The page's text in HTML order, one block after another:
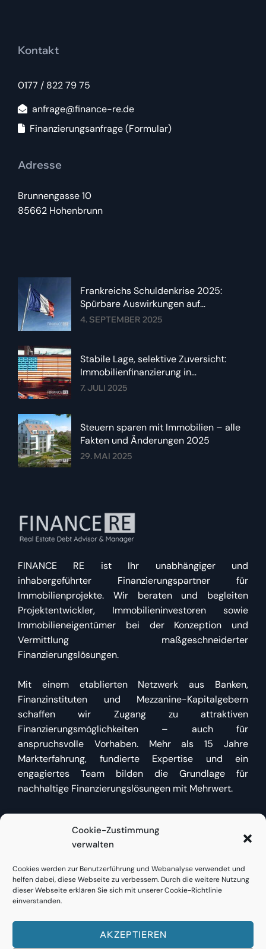
Cookie-Zustimmung
verwalten
Cookies werden zur Benutzerführung und Webanalyse verwendet und
helfen dabei, diese Webseite zu verbessern. Durch die weitere Nutzung
dieser Webseite erklären Sie sich mit unserer Cookie-Richtlinie
einverstanden.
AKZEPTIEREN
Kontakt
0177 / 822 79 75
anfrage@finance-re.de
Finanzierungsanfrage (Formular)
Adresse
Brunnengasse 10
85662 Hohenbrunn
Frankreichs Schuldenkrise 2025:
Spürbare Auswirkungen auf
Immobilienzinsen im Euroraum
4. SEPTEMBER 2025
Stabile Lage, selektive Zuversicht:
Immobilienfinanzierung in
Deutschland im Sommer 2025
7. JULI 2025
Steuern sparen mit Immobilien – alle
Fakten und Änderungen 2025
29. MAI 2025
FINANCE RE ist Ihr unabhängiger und
inhabergeführter Finanzierungspartner für
Immobilienprojekte. Wir beraten und begleiten
Projektentwickler, Immobilieninvestoren sowie
Immobilieneigentümer bei der Konzeption und
Vermittlung maßgeschneiderter
Finanzierungslösungen.
Mit einem etablierten Netzwerk aus Banken,
Finanzinstituten und Mezzanine-Kapitalgebern
schaffen wir Zugang zu attraktiven
Finanzierungsmöglichkeiten – auch für
anspruchsvolle Vorhaben. Mehr als 15 Jahre
Markterfahrung, fundierte Expertise und ein
engagiertes Team bilden die Grundlage für
nachhaltige Finanzierungslösungen mit Mehrwert.
Kundenzugang
Bestehende Kunden finden hier direkt Zugangzu
Bestandsfinanzierungen oder neuen Anfragen.